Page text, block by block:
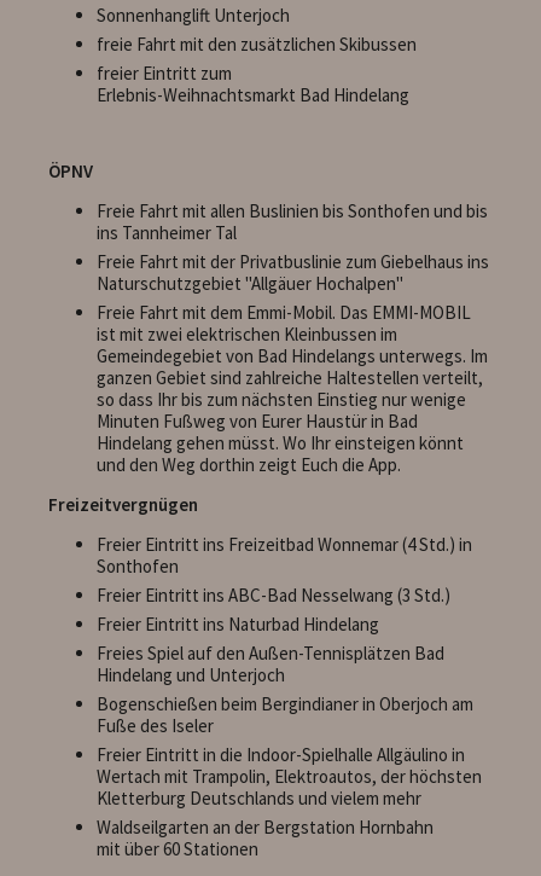
Sonnenhanglift Unterjoch
freie Fahrt mit den zusätzlichen Skibussen
freier Eintritt zum
Erlebnis-Weihnachtsmarkt Bad Hindelang
ÖPNV
Freie Fahrt mit allen Buslinien bis Sonthofen und bis
ins Tannheimer Tal
Freie Fahrt mit der Privatbuslinie zum Giebelhaus ins
Naturschutzgebiet "Allgäuer Hochalpen"
Freie Fahrt mit dem Emmi-Mobil. Das EMMI-MOBIL
ist mit zwei elektrischen Kleinbussen im
Gemeindegebiet von Bad Hindelangs unterwegs. Im
ganzen Gebiet sind zahlreiche Haltestellen verteilt,
so dass Ihr bis zum nächsten Einstieg nur wenige
Minuten Fußweg von Eurer Haustür in Bad
Hindelang gehen müsst. Wo Ihr einsteigen könnt
und den Weg dorthin zeigt Euch die App.
Freizeitvergnügen
Freier Eintritt ins Freizeitbad Wonnemar (4 Std.) in
Sonthofen
Freier Eintritt ins ABC-Bad Nesselwang (3 Std.)
Freier Eintritt ins Naturbad Hindelang
Freies Spiel auf den Außen-Tennisplätzen Bad
Hindelang und Unterjoch
Bogenschießen beim Bergindianer in Oberjoch am
Fuße des Iseler
Freier Eintritt in die Indoor-Spielhalle Allgäulino in
Wertach mit Trampolin, Elektroautos, der höchsten
Kletterburg Deutschlands und vielem mehr
Waldseilgarten an der Bergstation Hornbahn
mit über 60 Stationen